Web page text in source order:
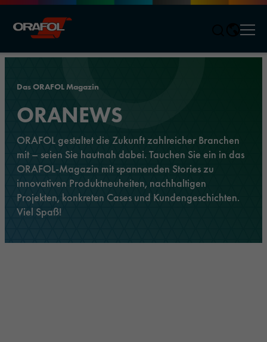
Das ORAFOL Magazin
ORANEWS
ORAFOL gestaltet die Zukunft zahlreicher Branchen
mit – seien Sie hautnah dabei. Tauchen Sie ein in das
ORAFOL-Magazin mit spannenden Stories zu
innovativen Produktneuheiten, nachhaltigen
Projekten, konkreten Cases und Kundengeschichten.
Viel Spaß!